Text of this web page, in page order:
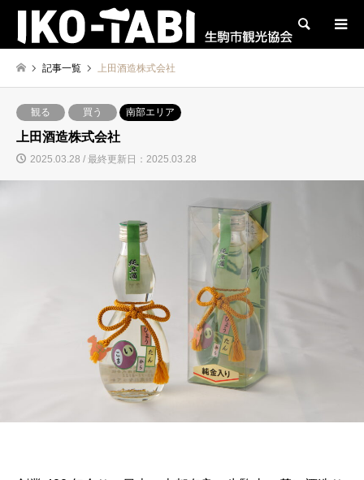
検索
記事一覧 上田酒造株式会社
観る 買う 南部エリア
上田酒造株式会社
2025.03.28 / 最終更新日：2025.03.28